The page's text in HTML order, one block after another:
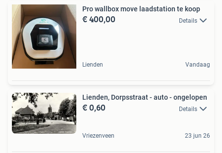
Pro wallbox move laadstation te koop
€ 400,00 Details
Lienden Vandaag
Lienden, Dorpsstraat - auto - ongelopen
€ 0,60 Details
Vriezenveen 23 jun 26